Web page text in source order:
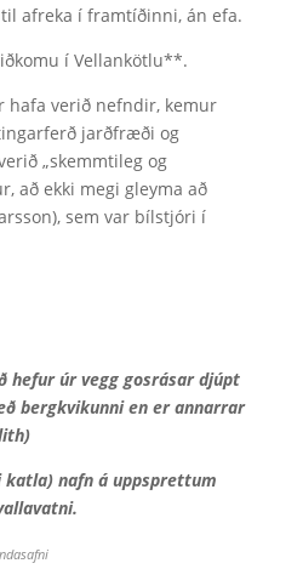
afreka í framtíðinni, án efa.
í Vellankötlu**.
hafa verið nefndir, kemur
jarðfræði og
„skemmtileg og
að ekki megi gleyma að
sem var bílstjóri í
hefur úr vegg gosrásar djúpt
bergkvikunni en er annarrar
nafn á uppsprettum